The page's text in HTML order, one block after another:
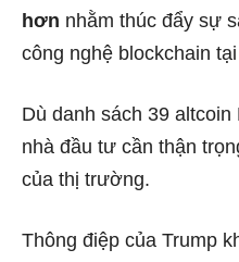
hơn nhằm thúc đẩy sự
công nghệ blockchain
Dù danh sách 39
nhà đầu tư cần thận
của thị trường.
Thông điệp của Trump